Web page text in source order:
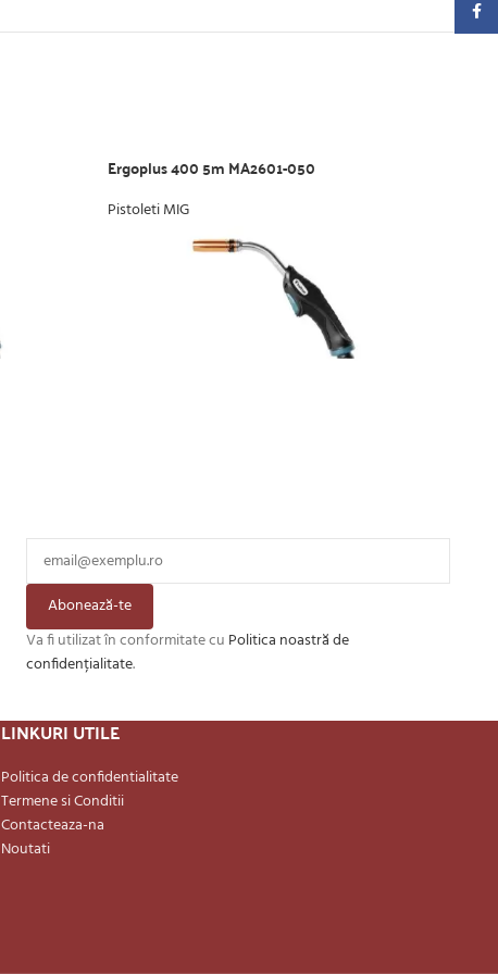
Ergoplus 400 5m MA2601-050
Pistoleti MIG
Abonează-te
Va fi utilizat în conformitate cu Politica noastră de
confidențialitate.
LINKURI UTILE
Politica de confidentialitate
Termene si Conditii
Contacteaza-na
Noutati